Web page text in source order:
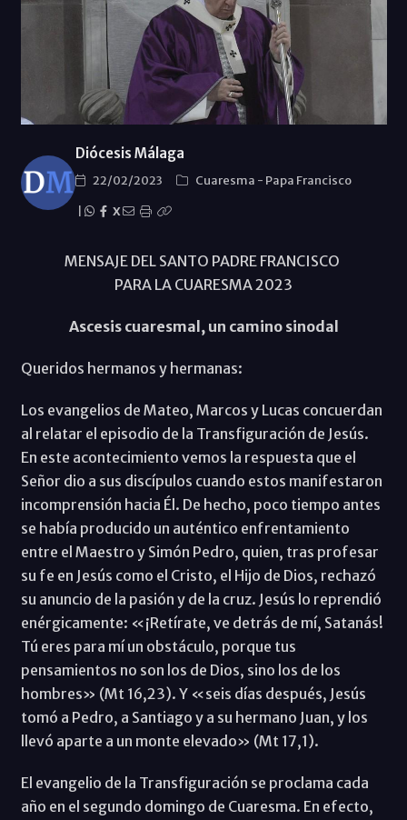
Diócesis Málaga
22/02/2023 Cuaresma - Papa Francisco
X
MENSAJE DEL SANTO PADRE FRANCISCO
PARA LA CUARESMA 2023
Ascesis cuaresmal, un camino sinodal
Queridos hermanos y hermanas:
Los evangelios de Mateo, Marcos y Lucas concuerdan
al relatar el episodio de la Transfiguración de Jesús.
En este acontecimiento vemos la respuesta que el
Señor dio a sus discípulos cuando estos manifestaron
incomprensión hacia Él. De hecho, poco tiempo antes
se había producido un auténtico enfrentamiento
entre el Maestro y Simón Pedro, quien, tras profesar
su fe en Jesús como el Cristo, el Hijo de Dios, rechazó
su anuncio de la pasión y de la cruz. Jesús lo reprendió
enérgicamente: «¡Retírate, ve detrás de mí, Satanás!
Tú eres para mí un obstáculo, porque tus
pensamientos no son los de Dios, sino los de los
hombres» (Mt 16,23). Y «seis días después, Jesús
tomó a Pedro, a Santiago y a su hermano Juan, y los
llevó aparte a un monte elevado» (Mt 17,1).
El evangelio de la Transfiguración se proclama cada
año en el segundo domingo de Cuaresma. En efecto,